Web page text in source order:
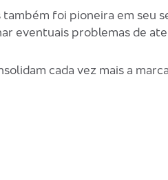
também foi pioneira em seu
eventuais problemas de
cada vez mais a